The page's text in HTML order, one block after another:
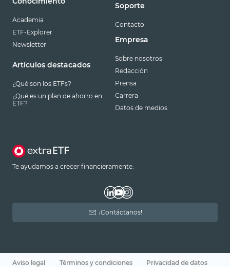
Academia
ETF-Explorer
Newsletter
Artículos destacados
¿Qué son los ETFs?
¿Qué es un plan de ahorro en
ETF?
Soporte
Contacto
Empresa
Sobre nosotros
Redacción
Prensa
Carrera
Datos de medios
Te ayudamos a crecer financieramente.
¡Contáctanos!
Aviso legal Términos y condiciones Privacidad de datos